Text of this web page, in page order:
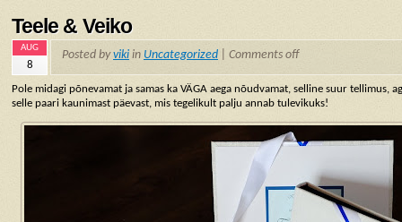
Teele & Veiko
AUG
8
Posted byviki in Uncategorized Comments off
Pole midagi põnevamat ja samas ka VÄGA aega nõudvamat, selline suur tellimus,
selle paari kaunimast päevast, mis tegelikult palju annab tulevikuks!